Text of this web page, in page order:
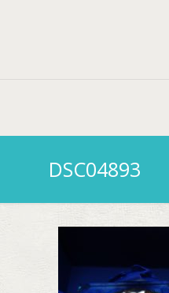
DSC04893